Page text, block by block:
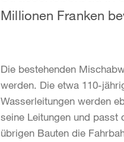
Millionen Franken
Die bestehenden
werden. Die etwa 110-
Wasserleitungen werden
seine Leitungen und passt
übrigen Bauten die